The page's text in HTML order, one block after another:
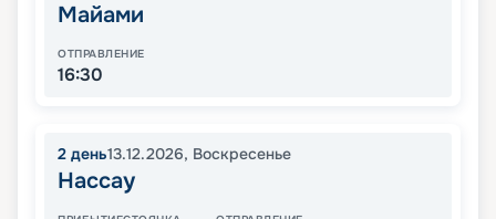
Майами
ОТПРАВЛЕНИЕ
16:30
2 день13.12.2026, Воскресенье
Нассау